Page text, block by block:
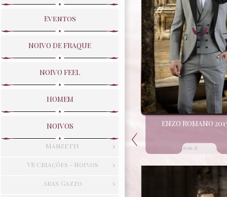
Eventos
NOIVO DE FRAQUE
NOIVO FEEL
HOMEM
NOIVOS
Manzetti
VR Criações - Noivos
Arax Gazzo
ENZO ROMANO
8266-B